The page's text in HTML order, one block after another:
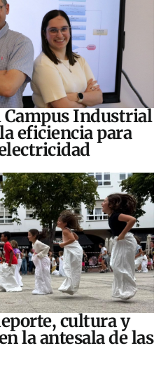
Industrial
eficiencia para
cultura y
la antesala de las